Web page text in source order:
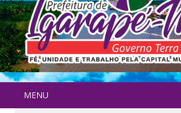
MENU